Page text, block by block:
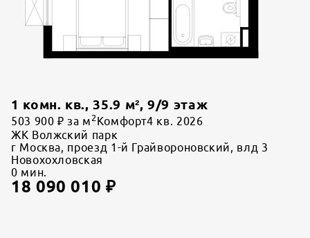
1 комн. кв., 35.9 м²,9/9 этаж
503 900 ₽ за м 2 Комфорт4 кв. 2026
ЖК Волжский парк
г Москва, проезд 1-й Грайвороновский, влд 3
Новохохловская
0 мин.
18 090 010 ₽